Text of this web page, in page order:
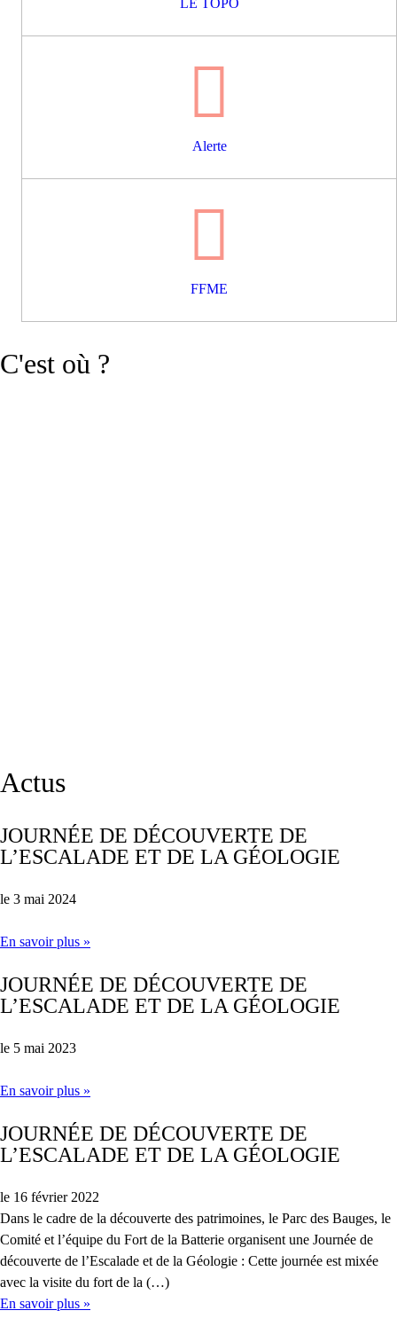
LE TOPO
Alerte
FFME
C'est où ?
Actus
JOURNÉE DE DÉCOUVERTE DE
L’ESCALADE ET DE LA GÉOLOGIE
le 3 mai 2024
En savoir plus »
JOURNÉE DE DÉCOUVERTE DE
L’ESCALADE ET DE LA GÉOLOGIE
le 5 mai 2023
En savoir plus »
JOURNÉE DE DÉCOUVERTE DE
L’ESCALADE ET DE LA GÉOLOGIE
le 16 février 2022
Dans le cadre de la découverte des patrimoines, le Parc des Bauges, le
Comité et l’équipe du Fort de la Batterie organisent une Journée de
découverte de l’Escalade et de la Géologie : Cette journée est mixée
avec la visite du fort de la (…)
En savoir plus »